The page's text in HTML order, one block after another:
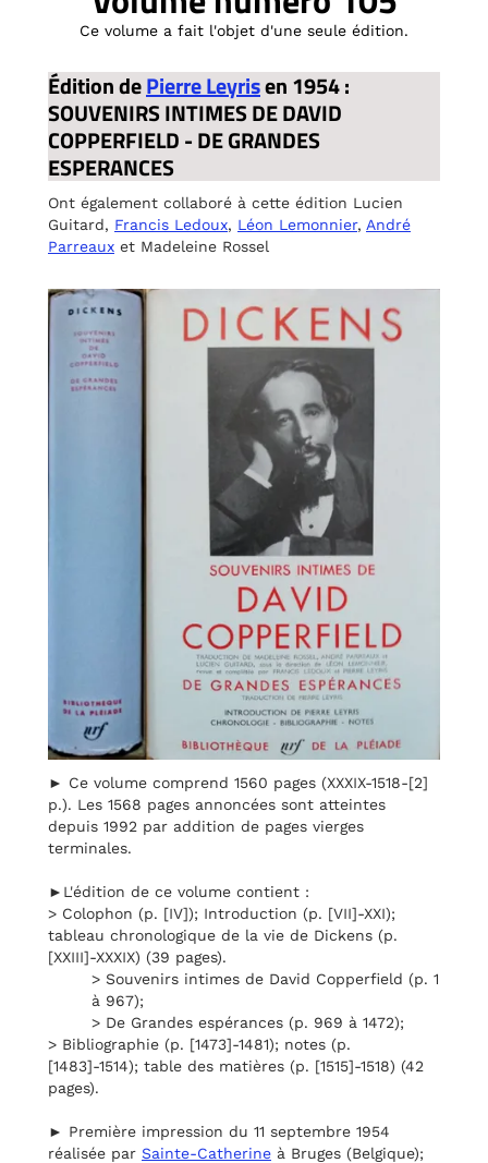
Ce volume a fait l'objet d'une seule édition.
Édition dePierre Leyrisen 1954 :
SOUVENIRS INTIMES DE DAVID
COPPERFIELD - DE GRANDES
ESPERANCES
Ont également collaboré à cette édition Lucien
Guitard, Francis Ledoux, Léon Lemonnier, André
Parreaux et Madeleine Rossel
► Ce volume comprend 1560 pages (XXXIX-1518-[2]
p.). Les 1568 pages annoncées sont atteintes
depuis 1992 par addition de pages vierges
terminales.
►L'édition de ce volume contient :
> Colophon (p. [IV]); Introduction (p. [VII]-XXI);
tableau chronologique de la vie de Dickens (p.
[XXIII]-XXXIX) (39 pages).
> Souvenirs intimes de David Copperfield (p. 1
à 967);
> De Grandes espérances (p. 969 à 1472);
> Bibliographie (p. [1473]-1481); notes (p.
[1483]-1514); table des matières (p. [1515]-1518) (42
pages).
► Première impression du 11 septembre 1954
réalisée par Sainte-Catherine à Bruges (Belgique);